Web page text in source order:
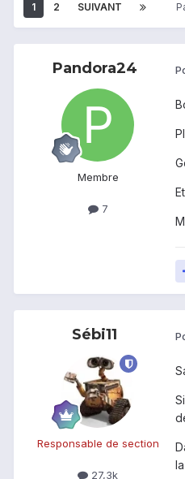
1 2 SUIVANT
Pandora24
Membre
7
Sébi11
Responsable de section
27,3k